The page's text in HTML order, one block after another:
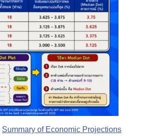
Summary of Economic Projections